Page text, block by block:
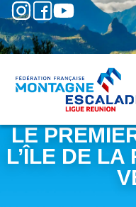
LE
L’ÎLE DE LA